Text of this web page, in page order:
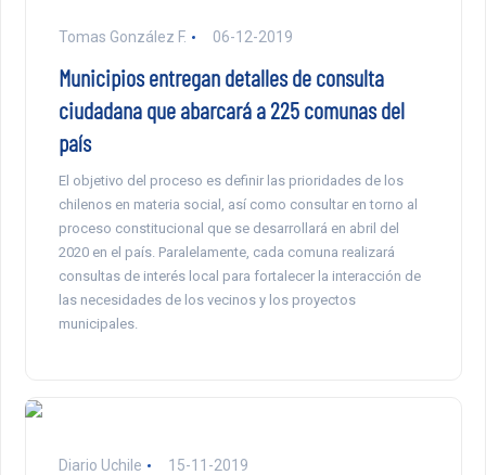
Tomas González F. 06-12-2019
Municipios entregan detalles de consulta
ciudadana que abarcará a 225 comunas del
país
El objetivo del proceso es definir las prioridades de los
chilenos en materia social, así como consultar en torno al
proceso constitucional que se desarrollará en abril del
2020 en el país. Paralelamente, cada comuna realizará
consultas de interés local para fortalecer la interacción de
las necesidades de los vecinos y los proyectos
municipales.
Diario Uchile 15-11-2019